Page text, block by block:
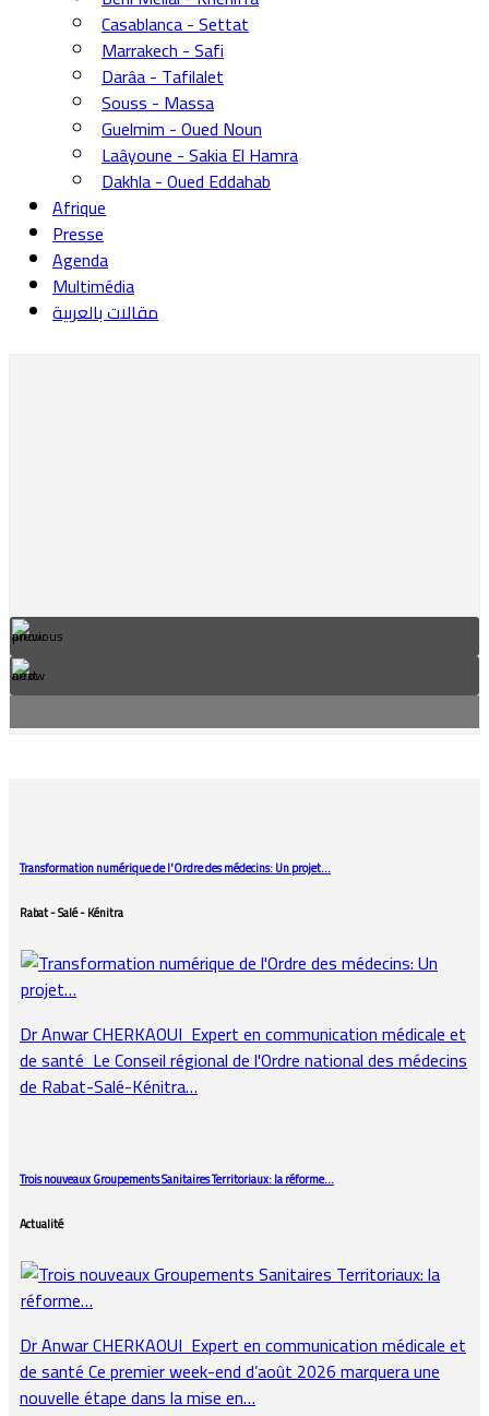
Casablanca - Settat
Marrakech - Safi
Darâa - Tafilalet
Souss - Massa
Guelmim - Oued Noun
Laâyoune - Sakia El Hamra
Dakhla - Oued Eddahab
Afrique
Presse
Agenda
Multimédia
مقالات بالعربية
Transformation numérique de l'Ordre des médecins: Un projet…
Rabat - Salé - Kénitra
Dr Anwar CHERKAOUI Expert en communication médicale et
de santé Le Conseil régional de l'Ordre national des médecins
de Rabat-Salé-Kénitra…
Trois nouveaux Groupements Sanitaires Territoriaux: la réforme…
Actualité
Dr Anwar CHERKAOUI Expert en communication médicale et
de santé Ce premier week-end d’août 2026 marquera une
nouvelle étape dans la mise en…